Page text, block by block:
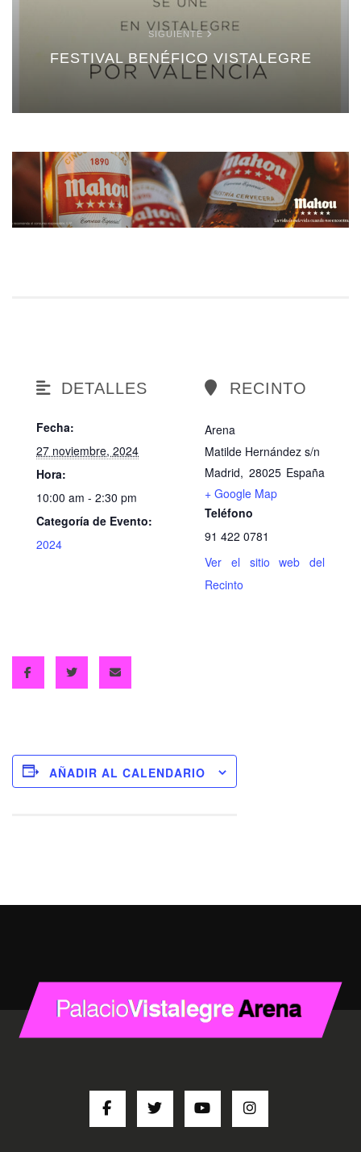
SIGUIENTE
FESTIVAL BENÉFICO VISTALEGRE
DETALLES
Fecha:
27 noviembre, 2024
Hora:
10:00 am - 2:30 pm
Categoría de Evento:
2024
RECINTO
Arena
Matilde Hernández s/n
Madrid, 28025 España
+ Google Map
Teléfono
91 422 0781
Ver el sitio web del
Recinto
AÑADIR AL CALENDARIO